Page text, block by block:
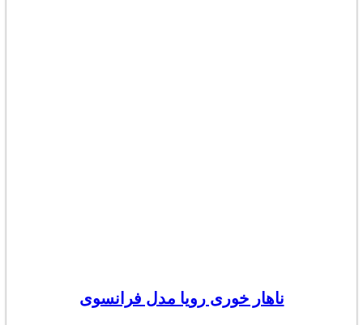
ناهار خوری رویا مدل فرانسوی